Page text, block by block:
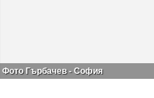
Фото Гърбачев - София